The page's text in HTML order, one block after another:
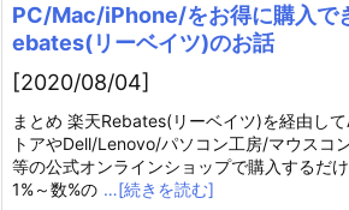
PC/Mac/iPhone/をお得に購入で
ebates(リーベイツ)のお話
[2020/08/04]
まとめ 楽天Rebates(リーベイツ)を経由し
トアやDell/Lenovo/パソコン工房/マウスコ
等の公式オンラインショップで購入するだ
1%～数%の …[続きを読む]